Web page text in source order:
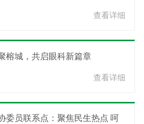
查看详细
榕城，共启眼科新篇章
查看详细
委员联系点：聚焦民生热点 呵